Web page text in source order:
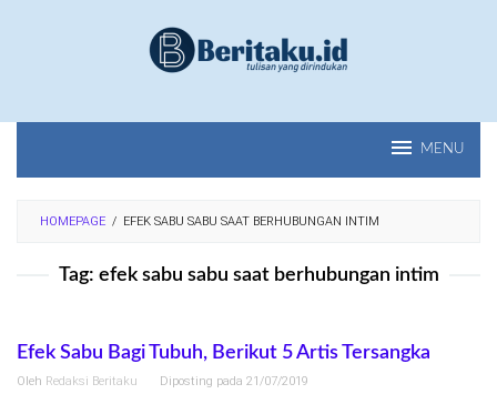
MENU
HOMEPAGE / EFEK SABU SABU SAAT BERHUBUNGAN INTIM
Tag: efek sabu sabu saat berhubungan intim
Efek Sabu Bagi Tubuh, Berikut 5 Artis Tersangka
Oleh Redaksi Beritaku Diposting pada 21/07/2019